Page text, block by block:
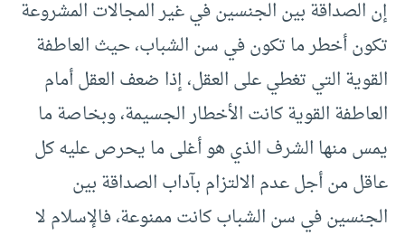
إن الصداقة بين الجنسين في غير المجالات المشروعة
تكون أخطر ما تكون في سن الشباب، حيث العاطفة
القوية التي تغطي على العقل، إذا ضعف العقل أمام
العاطفة القوية كانت الأخطار الجسيمة، وبخاصة ما
يمس منها الشرف الذي هو أغلى ما يحرص عليه كل
عاقل من أجل عدم الالتزام بآداب الصداقة بين
الجنسين في سن الشباب كانت ممنوعة، فالإسلام لا